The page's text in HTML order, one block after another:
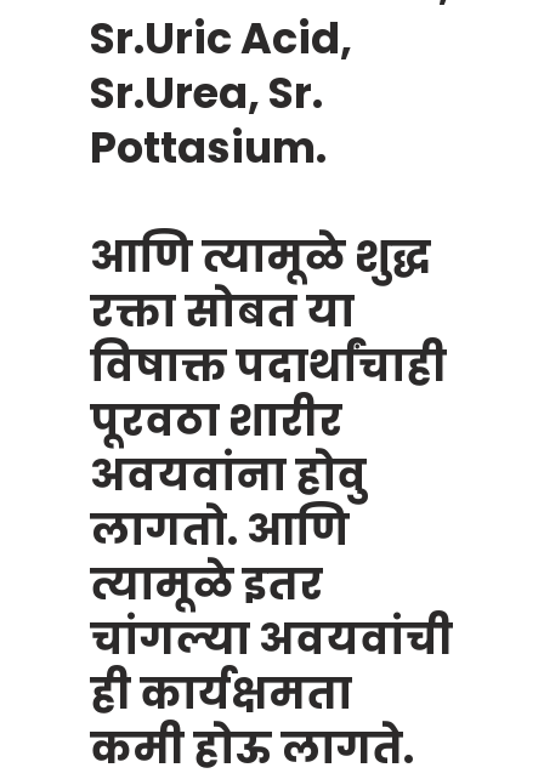
Sr.Uric Acid,
Sr.Urea, Sr.
Pottasium.
आणि त्यामूळे शुद्ध
रक्ता सोबत या
विषाक्त पदार्थांचाही
पूरवठा शारीर
अवयवांना होवु
लागतो. आणि
त्यामूळे इतर
चांगल्या अवयवांची
ही कार्यक्षमता
कमी होऊ लागते.